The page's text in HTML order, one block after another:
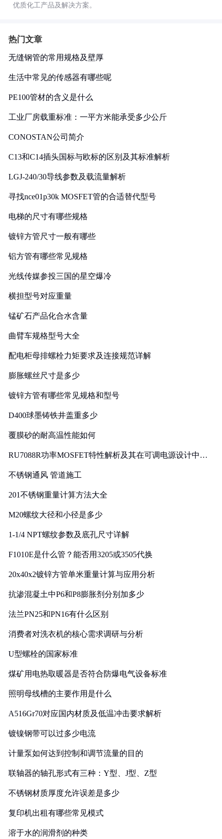
优质化工产品及解决方案。
热门文章
无缝钢管的常用规格及壁厚
生活中常见的传感器有哪些呢
PE100管材的含义是什么
工业厂房载重标准：一平方米能承受多少公斤
CONOSTAN公司简介
C13和C14插头国标与欧标的区别及其标准解析
LGJ-240/30导线参数及载流量解析
寻找nce01p30k MOSFET管的合适替代型号
电梯的尺寸有哪些规格
镀锌方管尺寸一般有哪些
铝方管有哪些常见规格
光线传媒参投三国的星空爆冷
横担型号对应重量
锰矿石产品化合水含量
曲臂车规格型号大全
配电柜母排螺栓力矩要求及连接规范详解
膨胀螺丝尺寸是多少
镀锌方管有哪些常见规格和型号
D400球墨铸铁井盖重多少
覆膜砂的耐高温性能如何
RU7088R功率MOSFET特性解析及其在可调电源设计中的
不锈钢通风 管道施工
201不锈钢重量计算方法大全
M20螺纹大径和小径是多少
1-1/4 NPT螺纹参数及底孔尺寸详解
F1010E是什么管？能否用3205或3505代换
20x40x2镀锌方管单米重量计算与应用分析
抗渗混凝土中P6和P8膨胀剂分别加多少
法兰PN25和PN16有什么区别
消费者对洗衣机的核心需求调研与分析
U型螺栓的国家标准
煤矿用电热取暖器是否符合防爆电气设备标准
照明母线槽的主要作用是什么
A516Gr70对应国内材质及低温冲击要求解析
镀镍钢带可以过多少电流
计量泵如何达到控制和调节流量的目的
联轴器的轴孔形式有三种：Y型、J型、Z型
不锈钢材质厚度允许误差是多少
复印机出租有哪些常见模式
溶于水的润滑剂的种类